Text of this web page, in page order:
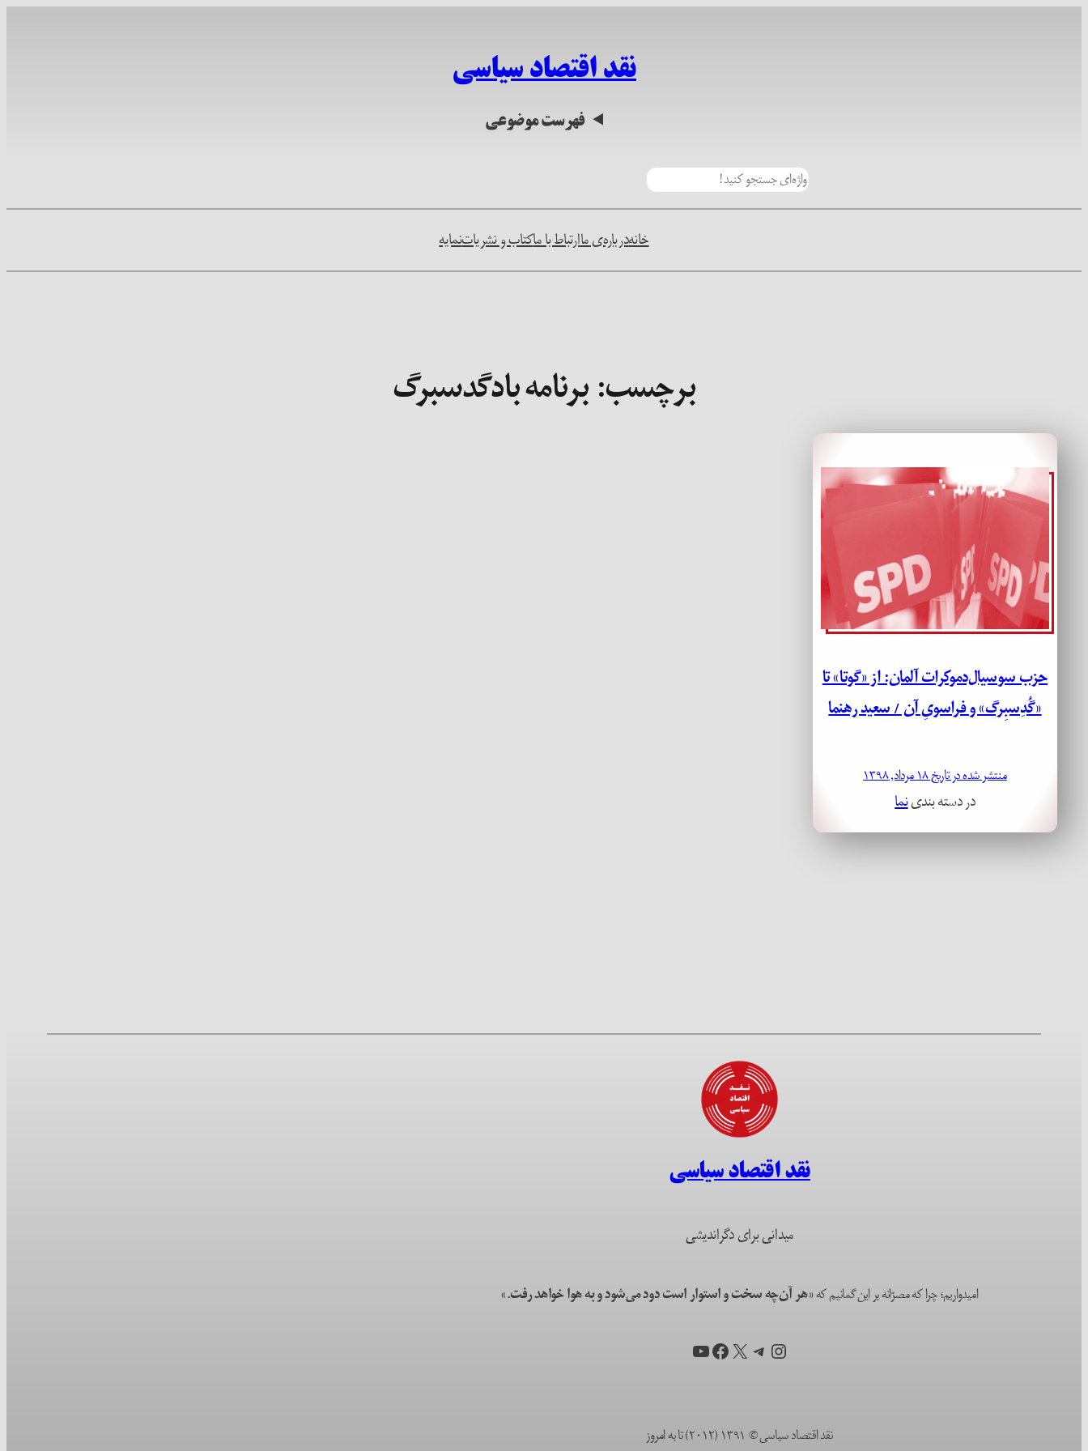
نقد اقتصاد سیاسی
فهرست موضوعی
خانهدرباره‌ی ماارتباط با ماکتاب و نشریاتنمایه
برچسب:برنامه بادگدسبرگ
حزب سوسیال‌دموکرات آلمان: از «گوتا» تا
«گُدِسبِرگ» و فراسویِ آن / سعید رهنما
منتشر شده در تاریخ ۱۸ مرداد, ۱۳۹۸
در دسته بندینما
نقد اقتصاد سیاسی
میدانی برای دگراندیشی
امیدواریم؛ چرا که مصرّانه بر این گمانیم که«هر آن‌چه سخت و استوار است دود می‌شود و به هوا خواهد رفت.»
اینستاگرم
تلگرام
X فیس‌بوک
یوتیوب
نقد اقتصاد سیاسی © ۱۳۹۱ (۲۰۱۲) تا به امروز